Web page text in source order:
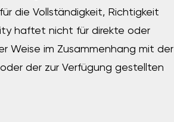
die Vollständigkeit, Richtigkeit
haftet nicht für direkte oder
Weise im Zusammenhang mit der
der zur Verfügung gestellten